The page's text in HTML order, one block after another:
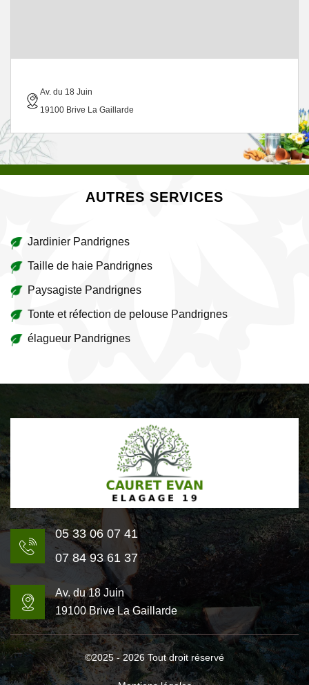
Av. du 18 Juin
19100 Brive La Gaillarde
AUTRES SERVICES
Jardinier Pandrignes
Taille de haie Pandrignes
Paysagiste Pandrignes
Tonte et réfection de pelouse Pandrignes
élagueur Pandrignes
05 33 06 07 41
07 84 93 61 37
Av. du 18 Juin
19100 Brive La Gaillarde
©2025 - 2026 Tout droit réservé